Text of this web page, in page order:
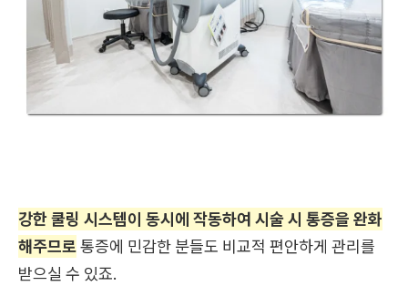
강한 쿨링 시스템이 동시에 작동하여 시술 시 통증을 완화
해주므로통증에 민감한 분들도 비교적 편안하게 관리를
받으실 수 있죠.